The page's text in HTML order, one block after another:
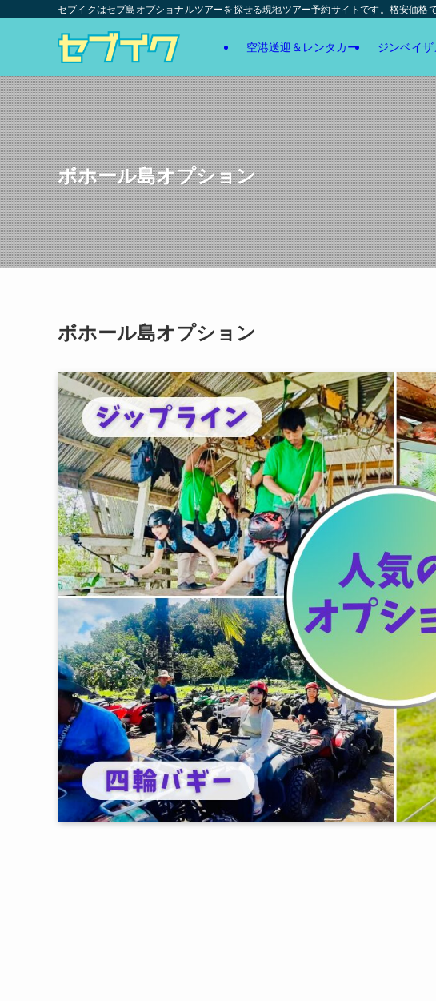
セブイクはセブ島オプショナルツアーを探せる現地ツアー予約サイトです。格安価格で
空港送迎＆レンタカー ジンベイザ
ボホール島オプション
ボホール島オプション